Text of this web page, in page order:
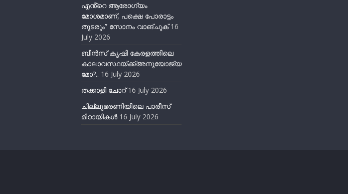
എൻ്റെ ആരോഗ്യം
മോശമാണ്, പക്ഷെ പോരാട്ടം
തുടരും” സോനം വാങ്ചുക് 16
July 2026
ബീന്‍സ് കൃഷി കേരളത്തിലെ
കാലാവസ്ഥയ്ക്ക്അനുയോജ്യ
മോ?.. 16 July 2026
തക്കാളി ചോറ് 16 July 2026
ചില്ലുഭരണിയിലെ പാരീസ്
മിഠായികള്‍ 16 July 2026